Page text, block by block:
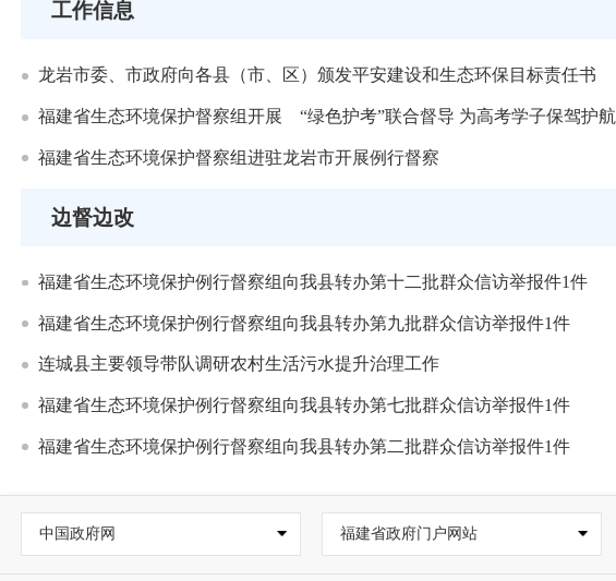
工作信息
龙岩市委、市政府向各县（市、区）颁发平安建设和生态环保目标责任书
福建省生态环境保护督察组开展 “绿色护考”联合督导 为高考学子保驾护航
福建省生态环境保护督察组进驻龙岩市开展例行督察
边督边改
福建省生态环境保护例行督察组向我县转办第十二批群众信访举报件1件
福建省生态环境保护例行督察组向我县转办第九批群众信访举报件1件
连城县主要领导带队调研农村生活污水提升治理工作
福建省生态环境保护例行督察组向我县转办第七批群众信访举报件1件
福建省生态环境保护例行督察组向我县转办第二批群众信访举报件1件
中国政府网 福建省政府门户网站